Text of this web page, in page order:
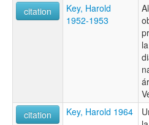
citation
Key, Harold
1952-1953
citation
Key, Harold 1964